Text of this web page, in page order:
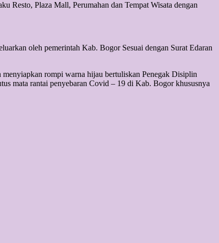
Resto, Plaza Mall, Perumahan dan Tempat Wisata dengan
oleh pemerintah Kab. Bogor Sesuai dengan Surat Edaran
rompi warna hijau bertuliskan Penegak Disiplin
mata rantai penyebaran Covid – 19 di Kab. Bogor khususnya